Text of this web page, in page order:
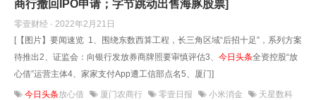
商行撤回IPO申请；字节跳动出售海豚股票]
零壹财经 · 2022年2月21日
[【图片】要闻速览 1、围绕东数西算工程，长三角区域“后招十足”，系列方案
待推出2、证监会：向银行发放券商牌照要审慎评估3、 今日头条全资控股“放
心借”运营主体4、家家支付App遭工信部点名5、厦门]
今日头条放心借 厦门农商行 零壹日报 小米消金 天星数科